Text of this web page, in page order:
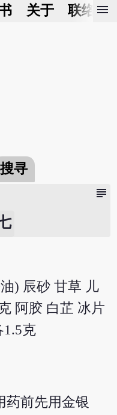
关于 联络我
menu
搜寻
subject
) 辰砂 甘草 儿
阿胶 白芷 冰片
1.5克
药前先用金银